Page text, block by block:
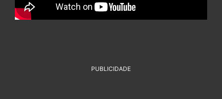
PUBLICIDADE